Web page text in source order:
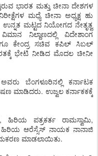
ಭಾರತ ಮತ್ತು ಚೀನಾ ದೇಶಗಳ
ಮಧ್ಯೆ ಚೀನಾ ಅಧ್ಯಕ್ಷ ಹು
ಮಟ್ಟದ ನಿಯೋಗದ ನೇತೃತ್ವ
ನಿಲ್ದಾಣದಲ್ಲಿ ವಿದೇಶಾಂಗ
ಕೇಂದ್ರ ಸಚಿವ ಕಪಿಲ್ ಸಿಬಲ್
ಭೇಟಿ ನೀಡಿದ ಮೊದಲ ಚೀನೀ
ಬೆಂಗಳೂರಿನಲ್ಲಿ ಕರ್ನಾಟಕ
ಮಾಡಿದರು. ಉಜ್ವಲ ಕರ್ನಾಕಕಕ್ಕೆ
ಹಿರಿಯ ಪತ್ರಕರ್ತ ರಾಮಸ್ವಾಮಿ,
ಆರೆಸ್ಸೆಸ್ ನಾಯಕ ನಾನಾಜಿ
ಮಾಡಲಾಯಿತು.